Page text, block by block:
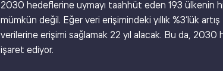
2030 hedeflerine uymayı taahhüt eden 193 ülkenin
mümkün değil. Eğer veri erişimindeki yıllık %3’lük
verilerine erişimi sağlamak 22 yıl alacak. Bu da,
işaret ediyor.